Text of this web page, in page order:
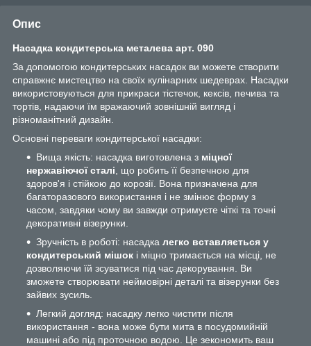
Опис
Насадка кондитерська металева арт. 090
За допомогою кондитерських насадок ви можете створити
справжнє мистецтво на своїх кулінарних шедеврах. Насадки
використовуються для прикраси тістечок, кексів, печива та
тортів, надаючи їм вражаючий зовнішній вигляд і
різноманітний дизайн.
Основні переваги кондитерської насадки:
Вища якість: насадка виготовлена з міцної
нержавіючої сталі , що робить її безпечною для
здоров'я і стійкою до корозії. Вона призначена для
багаторазового використання і не змінює форму з
часом, завдяки чому ви завжди отримуєте чіткі та точні
декоративні візерунки.
Зручність в роботі: насадка легко вставляється у
кондитерський мішок і міцно тримається на місці, не
дозволяючи їй зсуватися під час декорування. Ви
зможете створювати неймовірні деталі та візерунки без
зайвих зусиль.
Легкий догляд: насадку легко чистити після
використання - вона може бути мита в посудомийній
машині або під проточною водою. Це зекономить ваш